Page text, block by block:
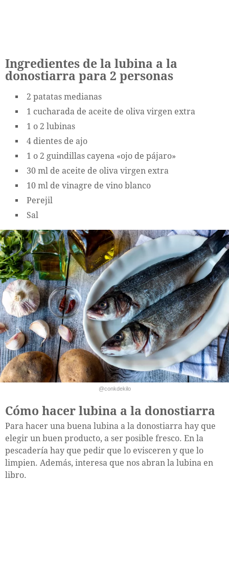
Ingredientes de la lubina a la
donostiarra para 2 personas
2 patatas medianas
1 cucharada de aceite de oliva virgen extra
1 o 2 lubinas
4 dientes de ajo
1 o 2 guindillas cayena «ojo de pájaro»
30 ml de aceite de oliva virgen extra
10 ml de vinagre de vino blanco
Perejil
Sal
@conkdekilo
Cómo hacer lubina a la donostiarra
Para hacer una buena lubina a la donostiarra hay que
elegir un buen producto, a ser posible fresco. En la
pescadería hay que pedir que lo evisceren y que lo
limpien. Además, interesa que nos abran la lubina en
libro.